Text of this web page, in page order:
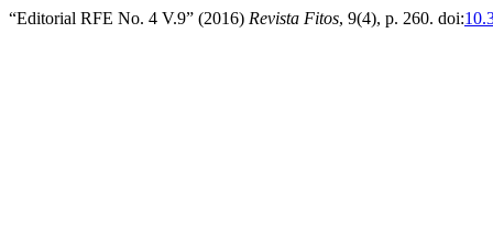
“Editorial RFE No. 4 V.9” (2016) Revista Fitos, 9(4), p. 260. doi: